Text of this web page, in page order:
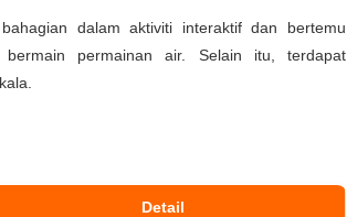
dalam aktiviti interaktif dan bertemu
bermain permainan air. Selain itu, terdapat
Detail